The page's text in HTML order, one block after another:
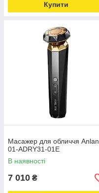
Купити
Масажер для обличчя Anlan
01-ADRY31-01E
В наявності
7 010 ₴